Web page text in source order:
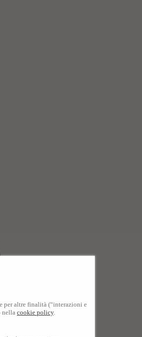
per altre finalità (“interazioni e
nella cookie policy.